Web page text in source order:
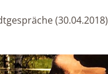
(30.04.2018)